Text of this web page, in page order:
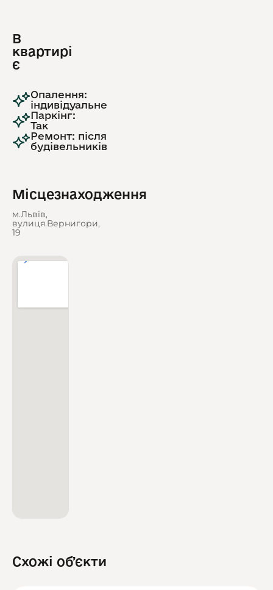
В
квартирі
є
Опалення:
індивідуальне
Паркінг:
Так
Ремонт: після
будівельників
Місцезнаходження
м.Львів,
вулиця.Вернигори,
19
Схожі обʼєкти